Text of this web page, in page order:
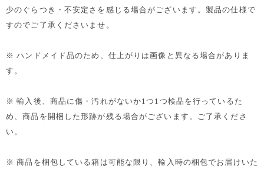
少のぐらつき・不安定さを感じる場合がございます。製品の仕様で
すのでご了承くださいませ。
※ ハンドメイド品のため、仕上がりは画像と異なる場合がありま
す。
※ 輸入後、商品に傷・汚れがないか1つ1つ検品を行っているた
め、商品を開梱した形跡が残る場合がございます。ご了承くださ
い。
※ 商品を梱包している箱は可能な限り、輸入時の梱包でお届けいた